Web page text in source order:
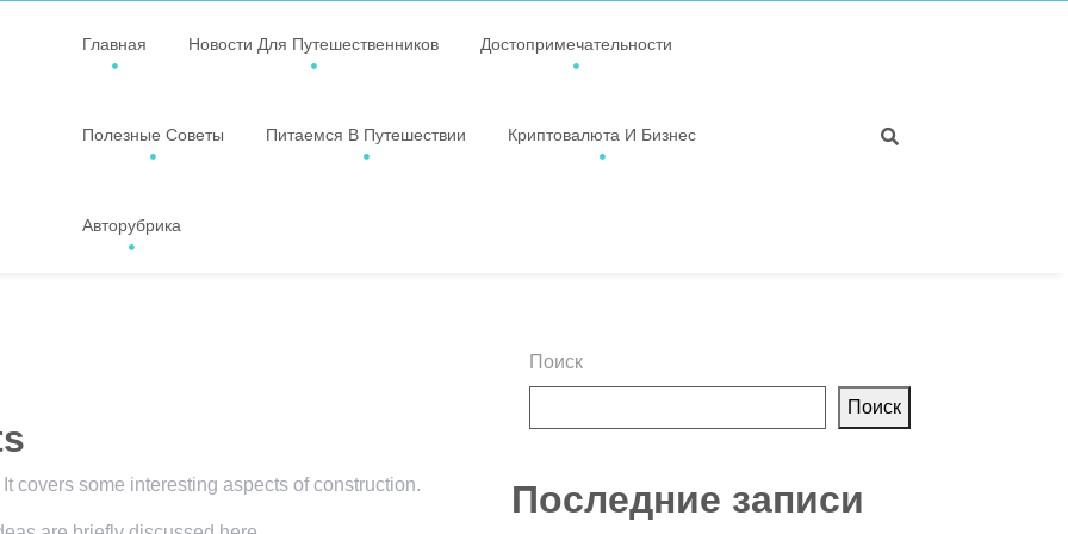
Главная Новости Для Путешественников Достопримечательности
Полезные Советы Питаемся В Путешествии Криптовалюта И Бизнес
Авторубрика
covers some interesting aspects of construction.
Поиск
Поиск
Последние записи